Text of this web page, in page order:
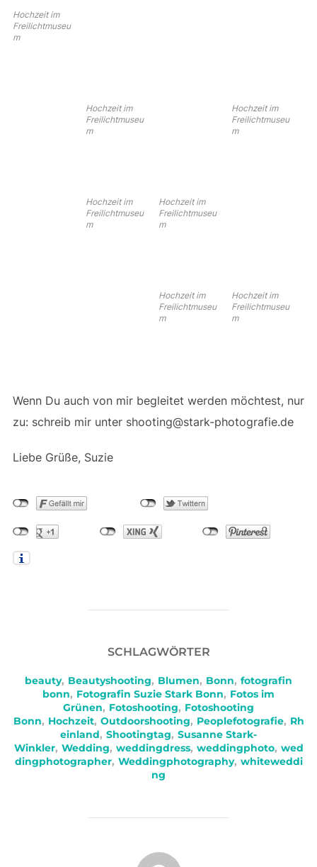
Hochzeit im
Freilichtmuseu
m
Hochzeit im
Freilichtmuseu
m
Hochzeit im
Freilichtmuseu
m
Hochzeit im
Freilichtmuseu
m
Hochzeit im
Freilichtmuseu
m
Hochzeit im
Freilichtmuseu
m
Hochzeit im
Freilichtmuseu
m
Wenn Du auch von mir begleitet werden möchtest, nur
zu: schreib mir unter shooting@stark-photografie.de
Liebe Grüße, Suzie
SCHLAGWÖRTER
beauty, Beautyshooting, Blumen, Bonn, fotografin
bonn, Fotografin Suzie Stark Bonn, Fotos im
Grünen, Fotoshooting, Fotoshooting
Bonn, Hochzeit, Outdoorshooting, Peoplefotografie, Rh
einland, Shootingtag, Susanne Stark-
Winkler, Wedding, weddingdress, weddingphoto, wed
dingphotographer, Weddingphotography, whiteweddi
ng
BEITRAGSAUTOR